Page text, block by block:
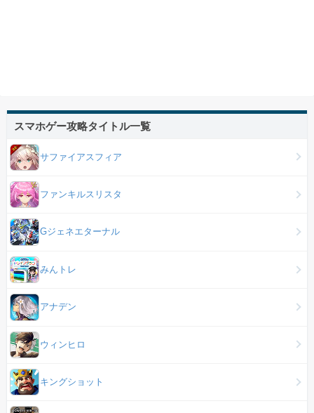
スマホゲー攻略タイトル一覧
サファイアスフィア
ファンキルスリスタ
Gジェネエターナル
みんトレ
アナデン
ウィンヒロ
キングショット